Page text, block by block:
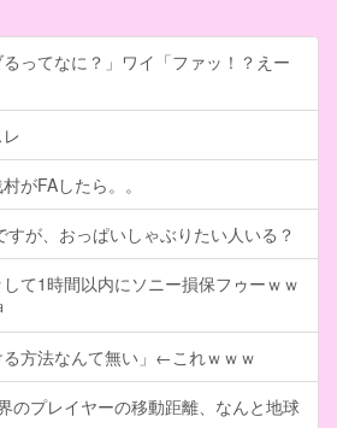
ってなに？」ワイ「ファッ！？えー
がFAしたら。。
が、おっぱいしゃぶりたい人いる？
て1時間以内にソニー損保フゥーｗｗ
方法なんて無い」←これｗｗｗ
のプレイヤーの移動距離、なんと地球